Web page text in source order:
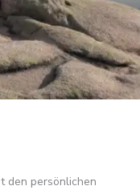
den persönlichen